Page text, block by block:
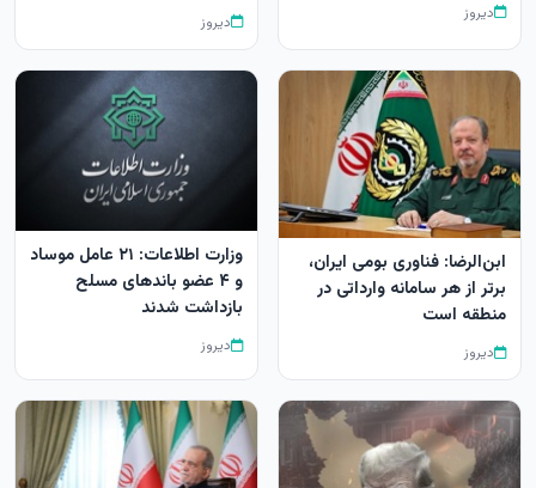
دیروز دیروز
ابن‌الرضا: فناوری بومی ایران،
برتر از هر سامانه وارداتی در
منطقه است
دیروز
وزارت اطلاعات: ۲۱ عامل موساد
و ۴ عضو باندهای مسلح
بازداشت شدند
دیروز